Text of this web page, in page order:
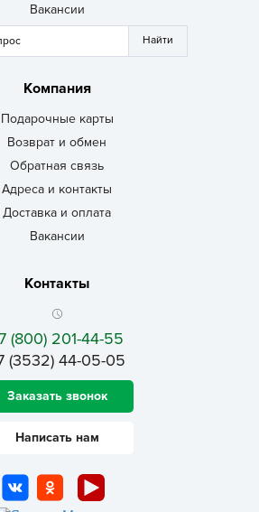
Вакансии
Компания
Подарочные карты
Возврат и обмен
Обратная связь
Адреса и контакты
Доставка и оплата
Вакансии
Контакты
(800) 201-44-55
(3532) 44-05-05
Заказать звонок
Написать нам